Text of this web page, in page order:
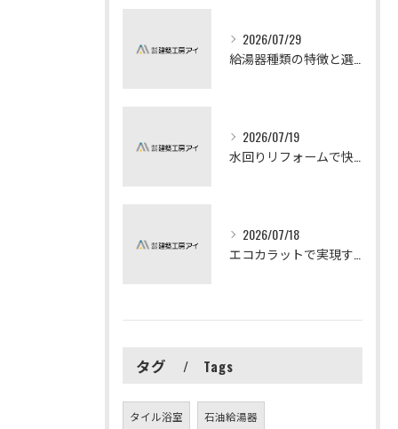
2026/07/29
2026/07/19
2026/07/18
タグ Tags
タイル浴室 石油給湯器